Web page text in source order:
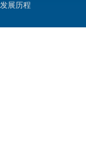
发展历程